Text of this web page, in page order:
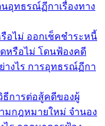
นอุทธรณ์ฏีกาเรื่องทาง
อไม่ ออกเช็คชำระหนี้
หรือไม่ โดนฟ้องคดี
างไร การอุทธรณ์ฏีกา
ธีการต่อสู้คดีของผู้
มกฎหมายใหม่ จำนอง